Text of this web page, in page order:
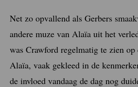
Net zo opvallend als Gerbers
andere muze van Alaïa uit het
was Crawford regelmatig te zien
Alaïa, vaak gekleed in de
de invloed vandaag de dag nog